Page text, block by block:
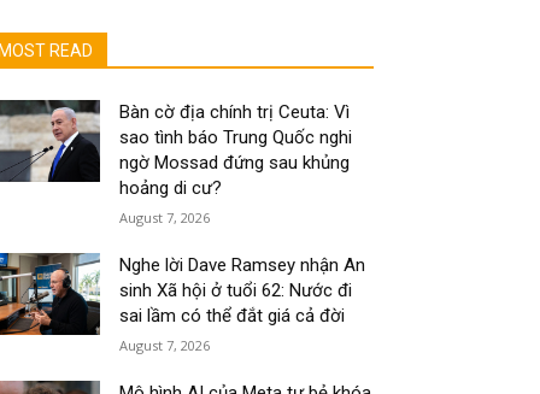
MOST READ
Bàn cờ địa chính trị Ceuta: Vì
sao tình báo Trung Quốc nghi
ngờ Mossad đứng sau khủng
hoảng di cư?
August 7, 2026
Nghe lời Dave Ramsey nhận An
sinh Xã hội ở tuổi 62: Nước đi
sai lầm có thể đắt giá cả đời
August 7, 2026